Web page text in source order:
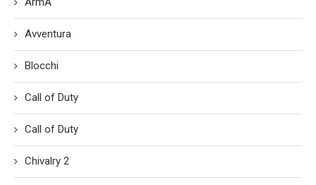
Avventura
Blocchi
Call of Duty
Call of Duty
Chivalry 2